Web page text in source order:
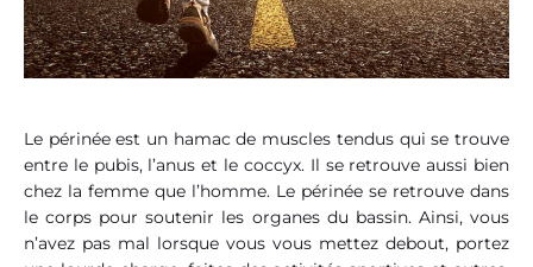
Le périnée est un hamac de muscles tendus qui se trouve
entre le pubis, l’anus et le coccyx. Il se retrouve aussi bien
chez la femme que l’homme. Le périnée se retrouve dans
le corps pour soutenir les organes du bassin. Ainsi, vous
n’avez pas mal lorsque vous vous mettez debout, portez